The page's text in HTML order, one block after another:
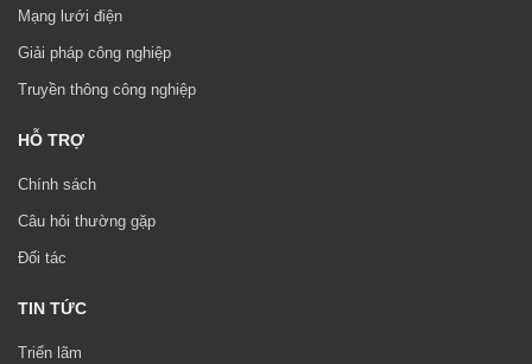
Mạng lưới điện
Giải pháp công nghiệp
Truyền thông công nghiệp
HỖ TRỢ
Chính sách
Câu hỏi thường gặp
Đối tác
TIN TỨC
Triển lãm